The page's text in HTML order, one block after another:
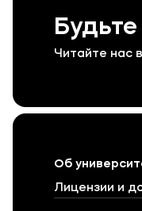
Читайте нас
Об
Лицензии и